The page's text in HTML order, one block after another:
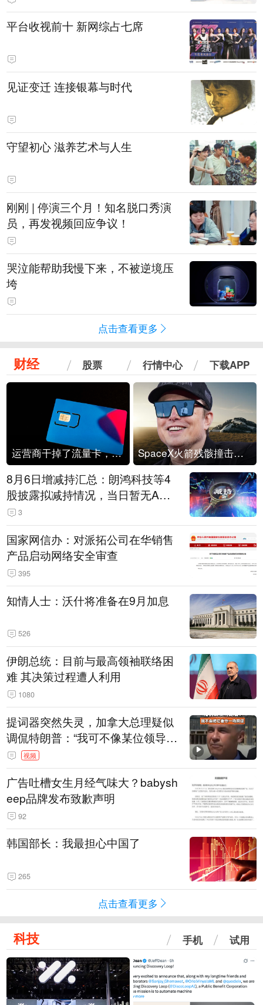
平台收视前十 新网综占七席
见证变迁 连接银幕与时代
守望初心 滋养艺术与人生
刚刚 | 停演三个月！知名脱口秀演
员，再发视频回应争议！
哭泣能帮助我慢下来，不被逆境压
垮
点击查看更多
财经 股票 行情中心 下载APP
运营商干掉了流量卡，他们真的玩不起了 SpaceX火箭残骸撞击月球
8月6日增减持汇总：朗鸿科技等4
股披露拟减持情况，当日暂无A股
公司披露拟增持情况（表）
3
国家网信办：对派拓公司在华销售
产品启动网络安全审查
395
知情人士：沃什将准备在9月加息
526
伊朗总统：目前与最高领袖联络困
难 其决策过程遭人利用
1080
提词器突然失灵，加拿大总理疑似
调侃特朗普：“我可不像某位领导
人，把这当成一场阴谋”，全场哄笑
视频
广告吐槽女生月经气味大？babysh
eep品牌发布致歉声明
92
韩国部长：我最担心中国了
265
点击查看更多
科技 手机 试用